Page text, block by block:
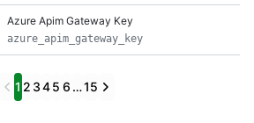
Azure Apim Gateway Key
azure_apim_gateway_key
Previous
1 2 345 6 …15 Next